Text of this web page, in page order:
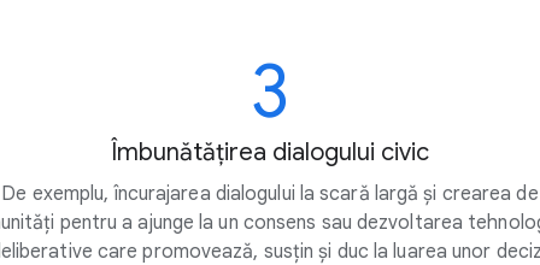
3
Îmbunătățirea dialogului civic
De exemplu, încurajarea dialogului la scară largă și crearea de
pentru a ajunge la un consens sau dezvoltarea
care promovează, susțin și duc la luarea unor